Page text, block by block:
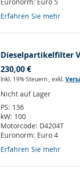
Erfahren Sie mehr
Dieselpartikelfilter
230,00 €
Inkl. 19% Steuern ,exkl.
Nicht auf Lager
PS: 136
kW: 100
Motorcode: D4204T
Euronorm: Euro 4
Erfahren Sie mehr